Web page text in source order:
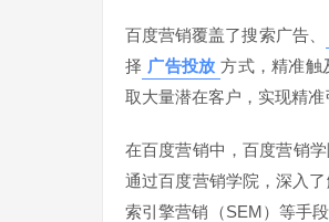
百度营销覆盖了搜索广告、
择 广告投放 方式，精准触
取大量潜在客户，实现精准
在百度营销中，百度营销
通过百度营销学院，深入
索引擎营销（SEM）等手